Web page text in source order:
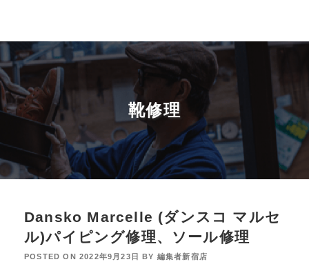
靴修理
Dansko Marcelle (ダンスコ マルセ
ル)パイピング修理、ソール修理
POSTED ON 2022年9月23日 BY 編集者新宿店